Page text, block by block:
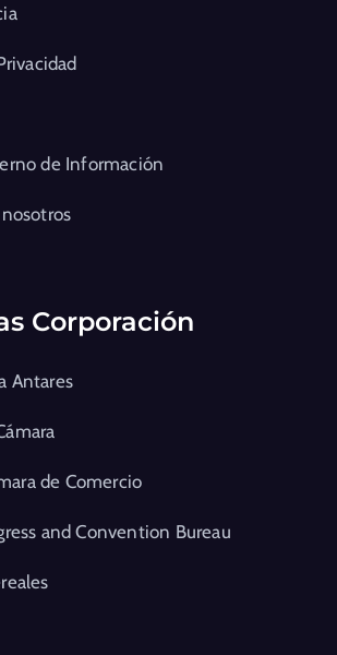
de Información
Corporación
Antares
de Comercio
and Convention Bureau